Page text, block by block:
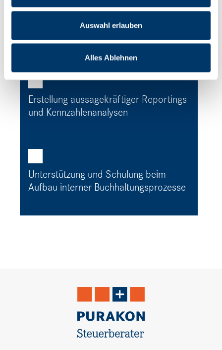
Auswahl erlauben
Alles Ablehnen
Aufbau und Weiterentwicklung
effizienter Rechnungswesenstrukturen
Erstellung aussagekräftiger Reportings
und Kennzahlenanalysen
Unterstützung und Schulung beim
Aufbau interner Buchhaltungsprozesse